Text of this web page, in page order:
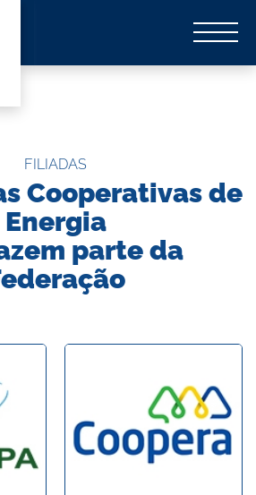
FILIADAS
Cooperativas de
Energia
parte da